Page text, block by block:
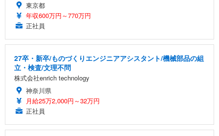
東京都
年収600万円～770万円
正社員
27卒・新卒/ものづくりエンジニアアシスタント/機械部品の組
立・検査/文理不問
株式会社enrich technology
神奈川県
月給25万2,000円～32万円
正社員